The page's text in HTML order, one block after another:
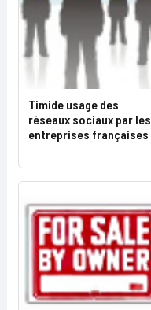
Timide usage des
réseaux sociaux par les
entreprises françaises